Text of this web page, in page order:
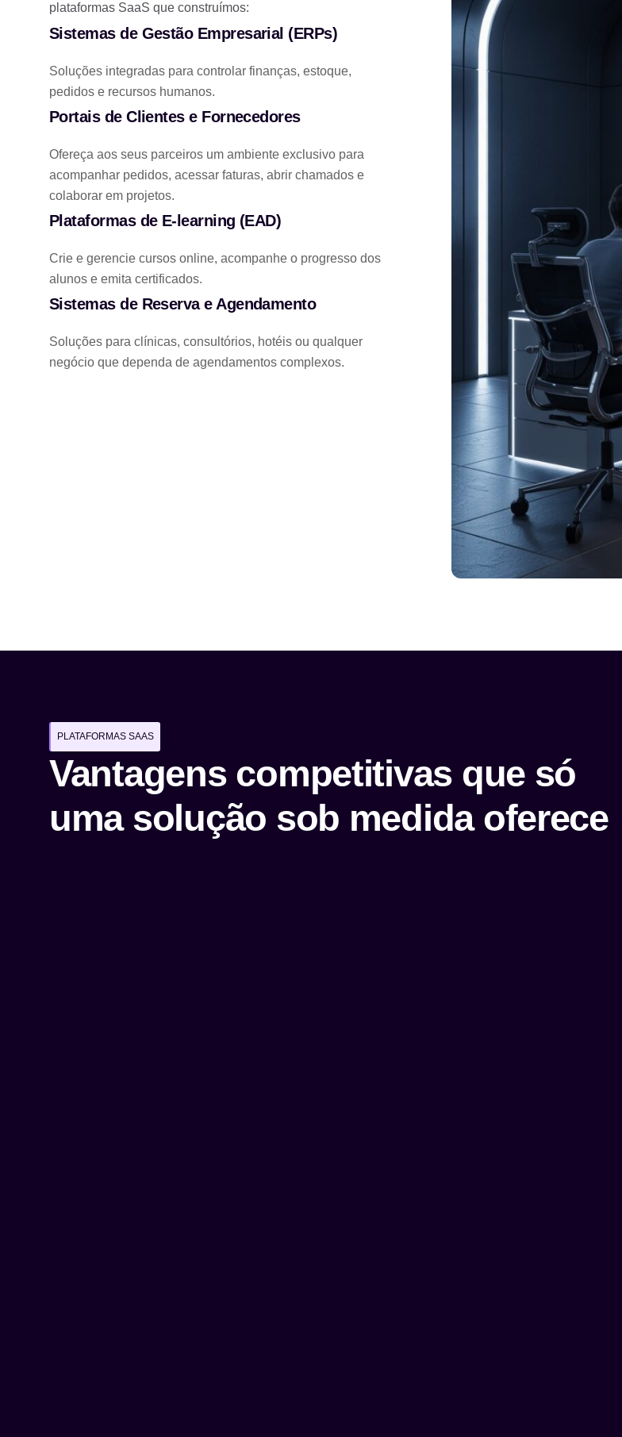
plataformas SaaS que construímos:
Sistemas de Gestão Empresarial (ERPs)
Soluções integradas para controlar finanças, estoque,
pedidos e recursos humanos.
Portais de Clientes e Fornecedores
Ofereça aos seus parceiros um ambiente exclusivo para
acompanhar pedidos, acessar faturas, abrir chamados e
colaborar em projetos.
Plataformas de E-learning (EAD)
Crie e gerencie cursos online, acompanhe o progresso dos
alunos e emita certificados.
Sistemas de Reserva e Agendamento
Soluções para clínicas, consultórios, hotéis ou qualquer
negócio que dependa de agendamentos complexos.
PLATAFORMAS SAAS
Vantagens competitivas que só
uma solução sob medida oferece